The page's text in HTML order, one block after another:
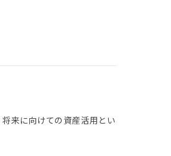
来に向けての資産活用とい